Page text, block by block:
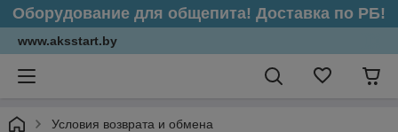
Оборудование для общепита! Доставка по РБ!
www.aksstart.by
Условия возврата и обмена